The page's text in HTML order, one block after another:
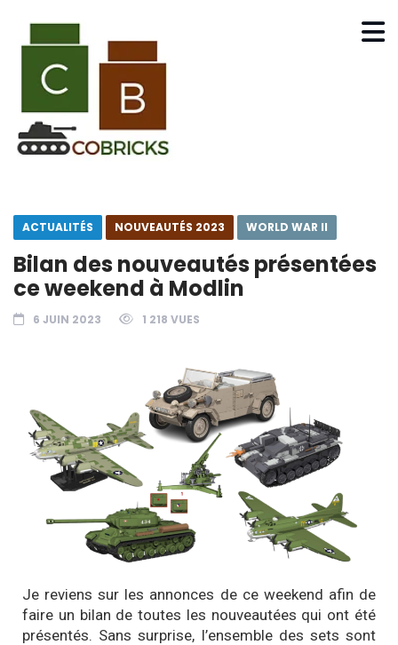
ACTUALITÉS NOUVEAUTÉS 2023 WORLD WAR II
Bilan des nouveautés présentées
ce weekend à Modlin
6 JUIN 2023 1 218 VUES
Je reviens sur les annonces de ce weekend afin de
faire un bilan de toutes les nouveautées qui ont été
présentés. Sans surprise, l’ensemble des sets sont